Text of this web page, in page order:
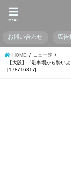
menu
お問い合わせ 広
HOME
ニュー速
【大阪】「駐車場から勢い
[178716317]